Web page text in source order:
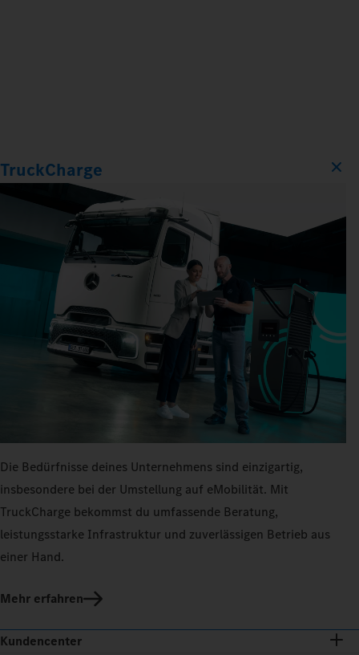
TruckCharge
Die Bedürfnisse deines Unternehmens sind einzigartig,
insbesondere bei der Umstellung auf eMobilität. Mit
TruckCharge bekommst du umfassende Beratung,
leistungsstarke Infrastruktur und zuverlässigen Betrieb aus
einer Hand.
Mehr erfahren
Kundencenter